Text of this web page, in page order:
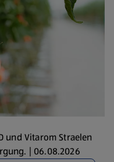
und Vitarom Straelen
| 06.08.2026